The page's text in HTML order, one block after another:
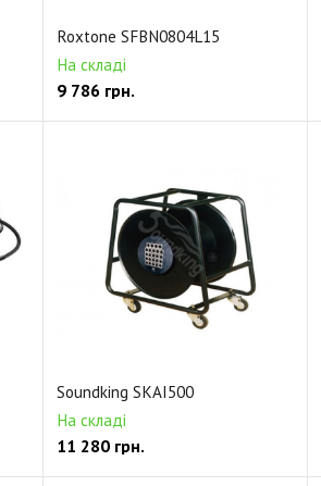
Roxtone SFBN0804L15
На складі
9 786грн.
Soundking SKAI500
На складі
11 280грн.